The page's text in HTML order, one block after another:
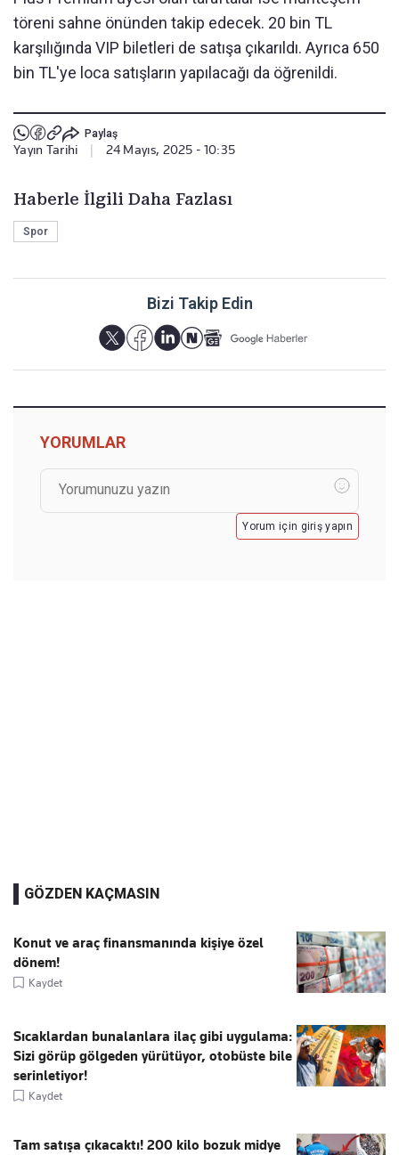
töreni sahne önünden takip edecek. 20 bin TL
karşılığında VIP biletleri de satışa çıkarıldı. Ayrıca 650
bin TL'ye loca satışların yapılacağı da öğrenildi.
Paylaş
Yayın Tarihi 24 Mayıs, 2025 - 10:35
Haberle İlgili Daha Fazlası
Spor
Bizi Takip Edin
YORUMLAR
Yorum için giriş yapın
GÖZDEN KAÇMASIN
Konut ve araç finansmanında kişiye özel
dönem!
Kaydet
Sıcaklardan bunalanlara ilaç gibi uygulama:
Sizi görüp gölgeden yürütüyor, otobüste bile
serinletiyor!
Kaydet
Tam satışa çıkacaktı! 200 kilo bozuk midye